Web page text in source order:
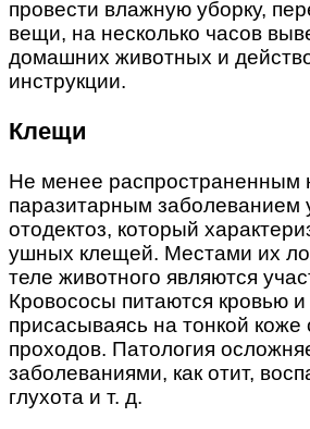
провести влажную уборку,
вещи, на несколько часов
домашних животных и
инструкции.
Клещи
Не менее распространенным
паразитарным заболеванием
отодектоз, который
ушных клещей. Местами их
теле животного являются
Кровососы питаются кровью и
присасываясь на тонкой
проходов. Патология
заболеваниями, как отит,
глухота и т. д.